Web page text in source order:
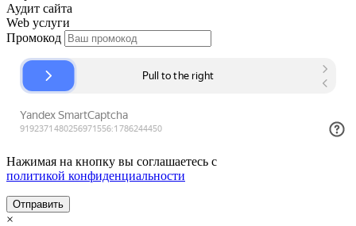
Аудит сайта
Web услуги
Промокод
Нажимая на кнопку вы соглашаетесь с
политикой конфиденциальности
Отправить
×